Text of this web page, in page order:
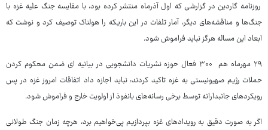
روزنامه گاردین در گزارشی که اول آذرماه منتشر کرده بود، با مقایسه جنگ علیه غزه با
جنگ‌ها و مناقشه‌های دیگر، آمار تلفات در این باریکه را هولناک توصیف کرد و نوشت که
ابعاد این مساله هرگز نباید فراموش شود.
۲۹ مهرماه هم ۳۰۰ فعال حوزه نشریات دانشجویی در بیانیه ای ضمن محکوم کردن
حملات رژیم صهیونیستی به غزه تاکید کردند: نباید اجازه داد اتفاقات امروز غزه در پس
رویکردهای جانبدارانه توسط برخی رسانه‌های بانفوذ از اولویت خارج و فراموش شود.
اگر به صورت دقیق به رویدادهای غزه بپردازیم پی‌خواهیم برد، هرچه زمان جنگ طولانی